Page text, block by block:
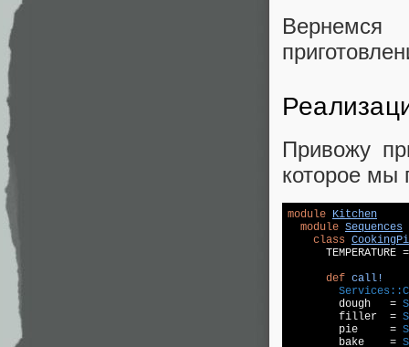
Вернемся
Привожу
которое мы
module Kitchen
module Sequences
class
TEMPERATURE
def call!
Services:
        dough   =
        filler  =
        pie     =
        bake    =